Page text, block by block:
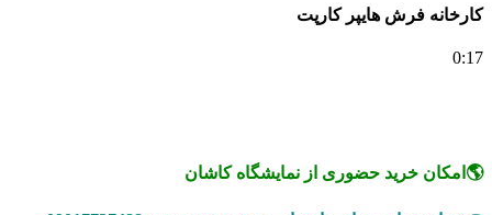
کارخانه فرش هایپر کارپت
0:17
🌎امکان خرید حضوری از نمایشگاه کاشان